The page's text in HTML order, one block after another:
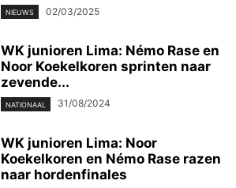
NIEUWS 02/03/2025
WK junioren Lima: Némo Rase en
Noor Koekelkoren sprinten naar
zevende...
NATIONAAL 31/08/2024
WK junioren Lima: Noor
Koekelkoren en Némo Rase razen
naar hordenfinales